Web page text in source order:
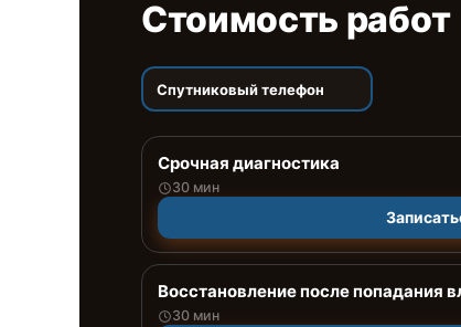
Стоимость работ
Спутниковый телефон
Срочная диагностика
30 мин
Восстановление после попадания
30 мин